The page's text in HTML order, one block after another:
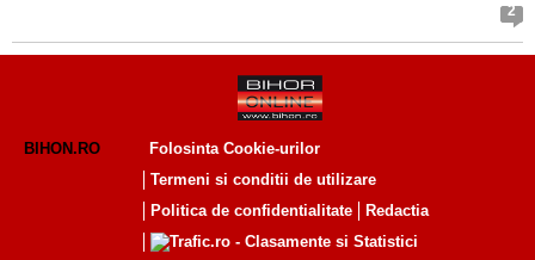
2
BIHON.RO
Folosinta Cookie-urilor
Termeni si conditii de utilizare
Politica de confidentialitate
Redactia